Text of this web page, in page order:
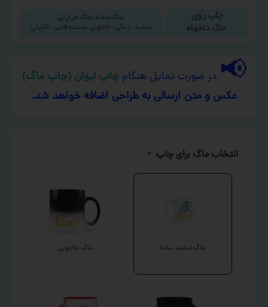
📢 در صورت تمایل هنگام چاپ لیوان (چاپ ماگ)
عکس و متن ارسالی به طراحی اضافه خواهد شد.
انتخاب ماگ برای چاپ *
ماگ سفید ساده ماگ جادویی